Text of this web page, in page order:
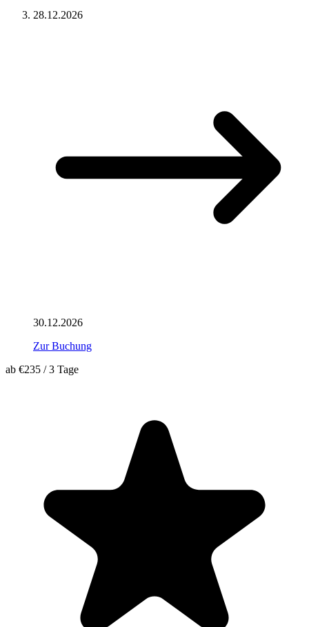
28.12.2026
30.12.2026
Zur Buchung
ab €235 /3 Tage